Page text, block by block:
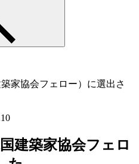
家協会フェロー）に選出さ
建築家協会フェロ